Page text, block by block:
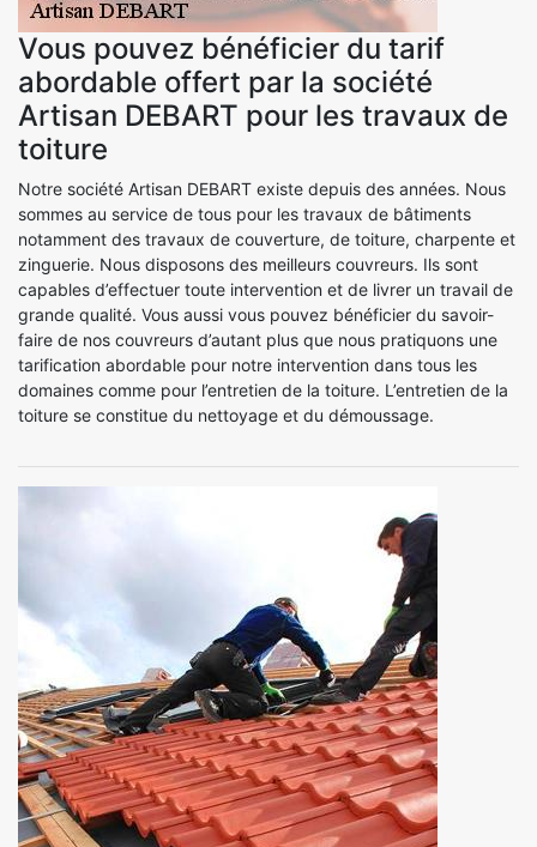
Vous pouvez bénéficier du tarif
abordable offert par la société
Artisan DEBART pour les travaux de
toiture
Notre société Artisan DEBART existe depuis des années. Nous
sommes au service de tous pour les travaux de bâtiments
notamment des travaux de couverture, de toiture, charpente et
zinguerie. Nous disposons des meilleurs couvreurs. Ils sont
capables d’effectuer toute intervention et de livrer un travail de
grande qualité. Vous aussi vous pouvez bénéficier du savoir-
faire de nos couvreurs d’autant plus que nous pratiquons une
tarification abordable pour notre intervention dans tous les
domaines comme pour l’entretien de la toiture. L’entretien de la
toiture se constitue du nettoyage et du démoussage.